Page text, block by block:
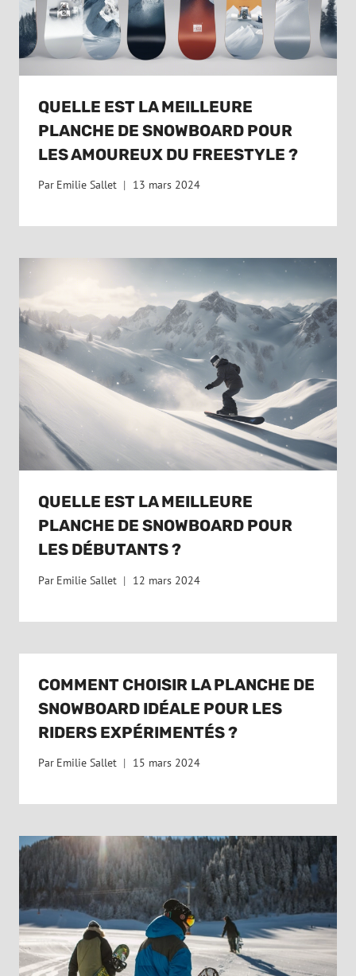
QUELLE EST LA MEILLEURE
PLANCHE DE SNOWBOARD POUR
LES AMOUREUX DU FREESTYLE ?
Par Emilie Sallet 13 mars 2024
QUELLE EST LA MEILLEURE
PLANCHE DE SNOWBOARD POUR
LES DÉBUTANTS ?
Par Emilie Sallet 12 mars 2024
COMMENT CHOISIR LA PLANCHE DE
SNOWBOARD IDÉALE POUR LES
RIDERS EXPÉRIMENTÉS ?
Par Emilie Sallet 15 mars 2024